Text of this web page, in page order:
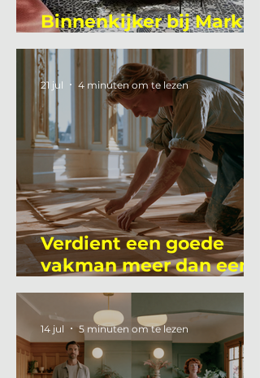
Binnenkijker bij Mark
Mutsaers
Verdient een goede
vakman meer dan een
gemiddelde
academicus?
21 jul 4 minuten om te lezen
14 jul 5 minuten om te lezen